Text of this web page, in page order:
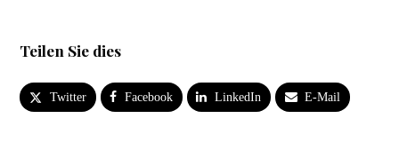
Teilen Sie dies
Twitter Facebook LinkedIn E-Mail